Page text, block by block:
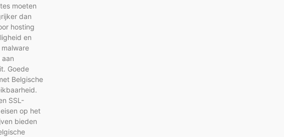
moeten
dan
hosting
en
Goede
Belgische
SSL-
op het
bieden